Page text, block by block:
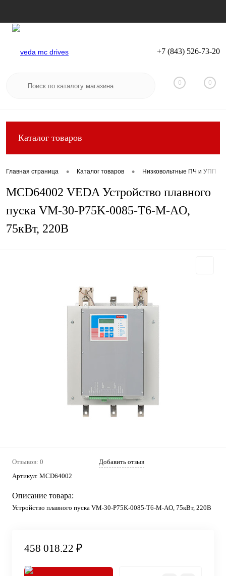
Вход Регистрация
+7 (843) 526-73-20
0 0
Каталог товаров
Главная страница • Каталог товаров • Низковольтные ПЧ и УПП
MCD64002 VEDA Устройство плавного
пуска VM-30-P75K-0085-T6-M-AO,
75кВт, 220В
Отзывов: 0
Добавить отзыв
Артикул: MCD64002
Описание товара:
Устройство плавного пуска VM-30-P75K-0085-T6-M-AO, 75кВт, 220В
458 018.22 ₽